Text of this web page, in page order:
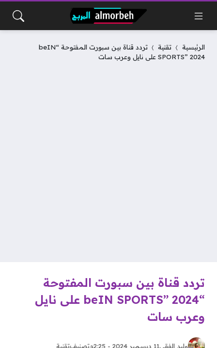
الرئيسية تقنية
تردد قناة بين سبورت المفتوحة “beIN
SPORTS” 2024 على نايل وعرب سات
تردد قناة بين سبورت المفتوحة
“beIN SPORTS” 2024 على نايل
وعرب سات
وليد الفقي11 ديسمبر 2024 - 2:25م تصنيفتقنية